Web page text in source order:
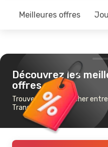
Meilleures offres
Découvrez les
offres
Trouvez un vol pas cher
Trang